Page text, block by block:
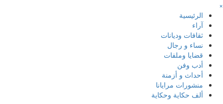
×
الرئيسية
آراء
ثقافات وديانات
نساء و رجال
قضايا وملفات
أدب وفن
أحداث و أزمنة
منشورات مرايانا
ألف حكاية وحكاية